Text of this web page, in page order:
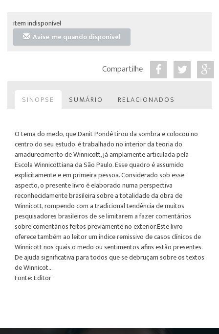
item indisponível
Avise-me quando disponível
Compartilhe
SINOPSE SUMÁRIO RELACIONADOS
O tema do medo, que Danit Pondé tirou da sombra e colocou no
centro do seu estudo, é trabalhado no interior da teoria do
amadurecimento de Winnicott, já amplamente articulada pela
Escola Winnicottiana da São Paulo. Esse quadro é assumido
explicitamente e em primeira pessoa. Considerado sob esse
aspecto, o presente livro é elaborado numa perspectiva
reconhecidamente brasileira sobre a totalidade da obra de
Winnicott, rompendo com a tradicional tendência de muitos
pesquisadores brasileiros de se limitarem a fazer comentários
sobre comentários feitos previamente no exterior.Este livro
oferece também ao leitor um índice remissivo de casos clínicos de
Winnicott nos quais o medo ou sentimentos afins estão presentes.
De ajuda significativa para todos que se debruçam sobre os textos
de Winnicot...
Fonte: Editor